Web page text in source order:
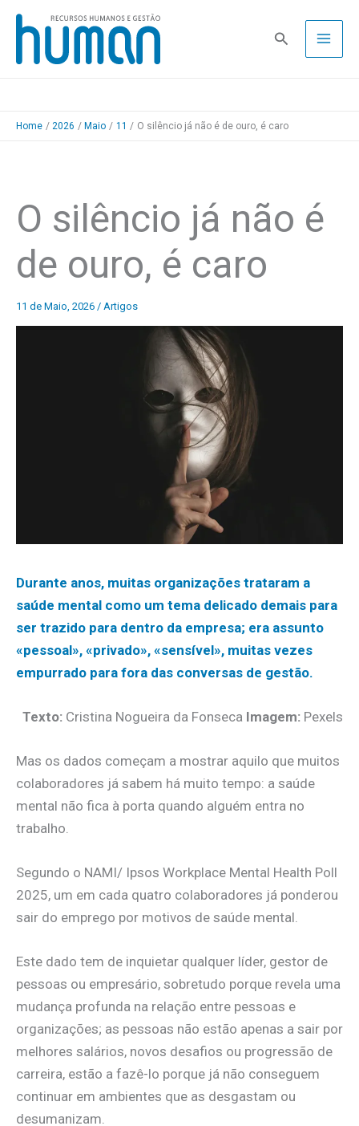
Skip
content
Pesquisa
Home 2026 Maio 11 O silêncio já não é de ouro, é caro
O silêncio já não é
de ouro, é caro
11 de Maio, 2026 / Artigos
Durante anos, muitas organizações trataram a
saúde mental como um tema delicado demais para
ser trazido para dentro da empresa; era assunto
«pessoal», «privado», «sensível», muitas vezes
empurrado para fora das conversas de gestão.
Texto: Cristina Nogueira da Fonseca Imagem: Pexels
Mas os dados começam a mostrar aquilo que muitos
colaboradores já sabem há muito tempo: a saúde
mental não fica à porta quando alguém entra no
trabalho.
Segundo o NAMI/ Ipsos Workplace Mental Health Poll
2025, um em cada quatro colaboradores já ponderou
sair do emprego por motivos de saúde mental.
Este dado tem de inquietar qualquer líder, gestor de
pessoas ou empresário, sobretudo porque revela uma
mudança profunda na relação entre pessoas e
organizações; as pessoas não estão apenas a sair por
melhores salários, novos desafios ou progressão de
carreira, estão a fazê-lo porque já não conseguem
continuar em ambientes que as desgastam ou
desumanizam.